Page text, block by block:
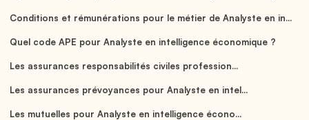
Conditions et rémunérations pour le métier de Analyste en in...
Quel code APE pour Analyste en intelligence économique ?
Les assurances responsabilités civiles profession...
Les assurances prévoyances pour Analyste en intel...
Les mutuelles pour Analyste en intelligence écono...